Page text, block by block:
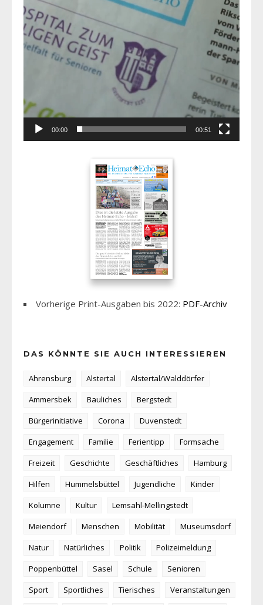
00:00 00:51
Vorherige Print-Ausgaben bis 2022: PDF-Archiv
DAS KÖNNTE SIE AUCH INTERESSIEREN
Ahrensburg Alstertal
Alstertal/Walddörfer
Ammersbek
Bauliches
Bergstedt
Bürgerinitiative
Corona
Duvenstedt
Engagement
Familie Ferientipp
Formsache
Freizeit
Geschichte Geschäftliches
Hamburg
Hilfen
Hummelsbüttel Jugendliche
Kinder
Kolumne
Kultur
Lemsahl-Mellingstedt
Meiendorf
Menschen Mobilität
Museumsdorf
Natur
Natürliches Politik
Polizeimeldung
Poppenbüttel
Sasel Schule
Senioren
Sport
Sportliches Tierisches
Veranstaltungen